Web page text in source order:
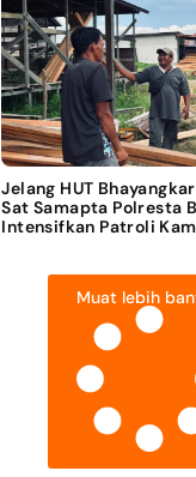
Jelang HUT
Sat Samapta Polresta
Intensifkan Patroli
Muat lebih